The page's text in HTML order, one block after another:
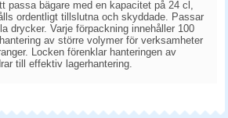
passa bägare med en kapacitet på 24 cl,
ordentligt tillslutna och skyddade. Passar
drycker. Varje förpackning innehåller 100
av större volymer för verksamheter
Locken förenklar hanteringen av
till effektiv lagerhantering.